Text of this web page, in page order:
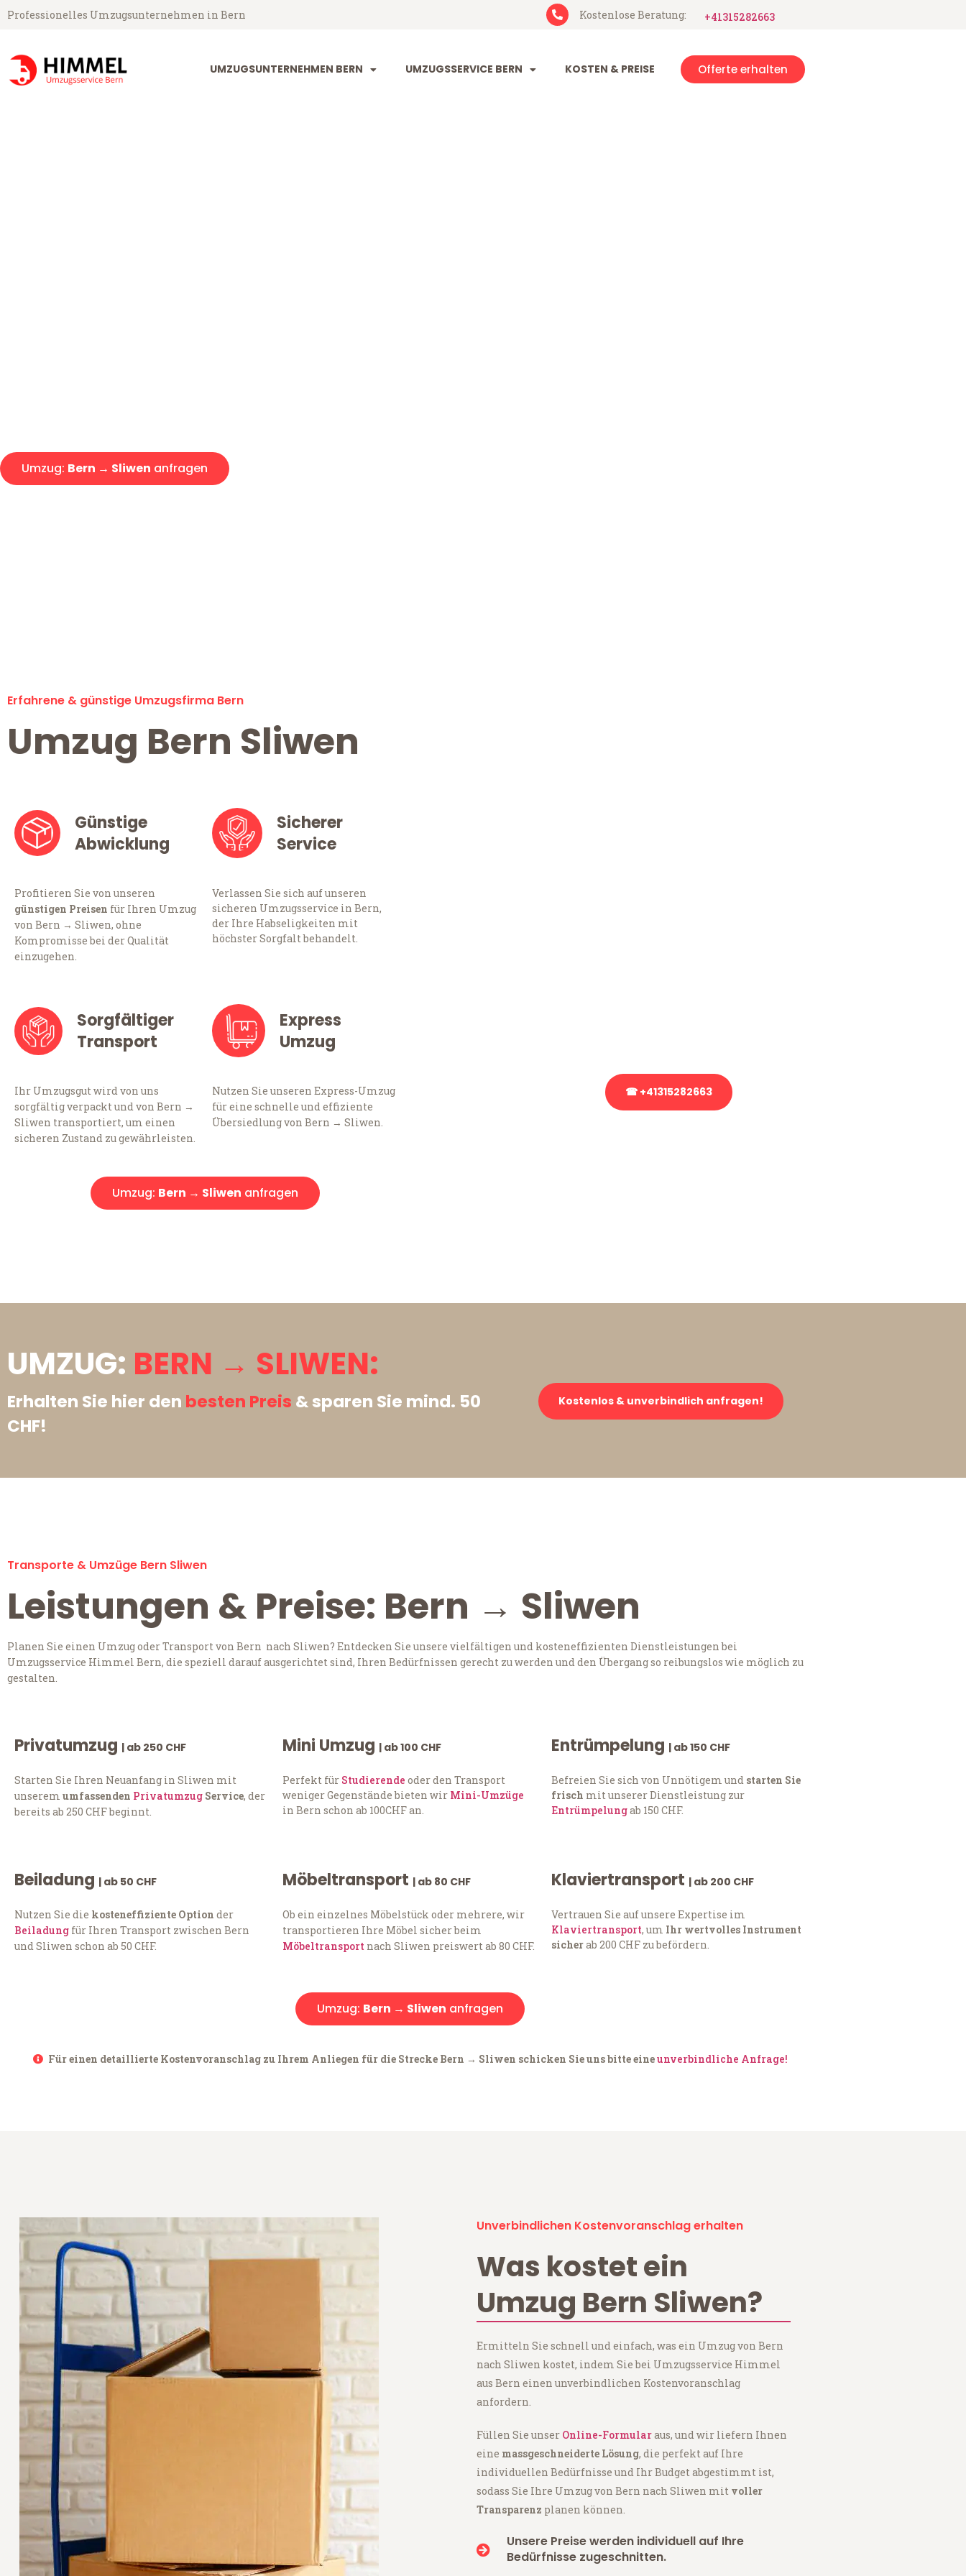
Professionelles Umzugsunternehmen in Bern Kostenlose Beratung: +41315282663
UMZUGSUNTERNEHMEN BERN UMZUGSSERVICE BERN KOSTEN & PREISE Offerte erhalten
Umzug: Bern → Sliwen anfragen
Erfahrene & günstige Umzugsfirma Bern
Umzug Bern Sliwen
Günstige
Abwicklung
Profitieren Sie von unseren
günstigen Preisen für Ihren Umzug
von Bern → Sliwen, ohne
Kompromisse bei der Qualität
einzugehen.
Sicherer
Service
Verlassen Sie sich auf unseren
sicheren Umzugsservice in Bern,
der Ihre Habseligkeiten mit
höchster Sorgfalt behandelt.
Sorgfältiger
Transport
Ihr Umzugsgut wird von uns
sorgfältig verpackt und von Bern →
Sliwen transportiert, um einen
sicheren Zustand zu gewährleisten.
Express
Umzug
Nutzen Sie unseren Express-Umzug
für eine schnelle und effiziente
Übersiedlung von Bern → Sliwen.
Umzug: Bern → Sliwen anfragen
☎ +41315282663
UMZUG: BERN → SLIWEN:
Erhalten Sie hier den besten Preis & sparen Sie mind. 50
CHF!
Kostenlos & unverbindlich anfragen!
Transporte & Umzüge Bern Sliwen
Leistungen & Preise: Bern → Sliwen
Planen Sie einen Umzug oder Transport von Bern nach Sliwen? Entdecken Sie unsere vielfältigen und kosteneffizienten Dienstleistungen bei
Umzugsservice Himmel Bern, die speziell darauf ausgerichtet sind, Ihren Bedürfnissen gerecht zu werden und den Übergang so reibungslos wie möglich zu
gestalten.
Privatumzug | ab 250 CHF
Starten Sie Ihren Neuanfang in Sliwen mit
unserem umfassenden Privatumzug Service, der
bereits ab 250 CHF beginnt.
Mini Umzug | ab 100 CHF
Perfekt für Studierende oder den Transport
weniger Gegenstände bieten wir Mini-Umzüge
in Bern schon ab 100CHF an.
Entrümpelung | ab 150 CHF
Befreien Sie sich von Unnötigem und starten Sie
frisch mit unserer Dienstleistung zur
Entrümpelungab 150 CHF.
Beiladung | ab 50 CHF
Nutzen Sie die kosteneffiziente Option der
Beiladung für Ihren Transport zwischen Bern
und Sliwen schon ab 50 CHF.
Möbeltransport | ab 80 CHF
Ob ein einzelnes Möbelstück oder mehrere, wir
transportieren Ihre Möbel sicher beim
Möbeltransport nach Sliwen preiswert ab 80 CHF.
Klaviertransport | ab 200 CHF
Vertrauen Sie auf unsere Expertise im
Klaviertransport, um Ihr wertvolles Instrument
sicherab 200 CHF zu befördern.
Umzug: Bern → Sliwen anfragen
Für einen detaillierte Kostenvoranschlag zu Ihrem Anliegen für die Strecke Bern → Sliwen schicken Sie uns bitte eineunverbindliche Anfrage!
Unverbindlichen Kostenvoranschlag erhalten
Was kostet ein
Umzug Bern Sliwen?
Ermitteln Sie schnell und einfach, was ein Umzug von Bern
nach Sliwen kostet, indem Sie bei Umzugsservice Himmel
aus Bern einen unverbindlichen Kostenvoranschlag
anfordern.
Füllen Sie unser Online-Formularaus, und wir liefern Ihnen
eine massgeschneiderte Lösung, die perfekt auf Ihre
individuellen Bedürfnisse und Ihr Budget abgestimmt ist,
sodass Sie Ihre Umzug von Bern nach Sliwen mit voller
Transparenz planen können.
Unsere Preise werden individuell auf Ihre
Bedürfnisse zugeschnitten.